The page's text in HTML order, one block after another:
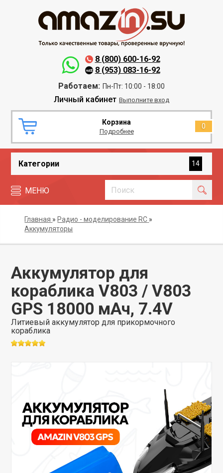
8 (800) 600-16-92
8 (953) 083-16-92
Работаем: Пн-Пт: 10:00 - 18:00
Личный кабинет Выполните вход
Корзина
Подробнее
0
Категории 14
МЕНЮ
Главная » Радио - моделирование RC »
Аккумуляторы
Аккумулятор для
кораблика V803 / V803
GPS 18000 мАч, 7.4V
Литиевый аккумулятор для прикормочного
кораблика